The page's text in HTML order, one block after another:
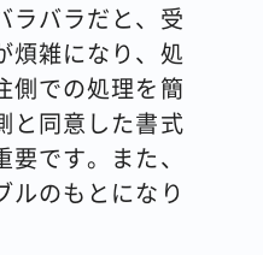
ラバラだと、受
煩雑になり、処
側での処理を簡
と同意した書式
です。また、
ルのもとになり